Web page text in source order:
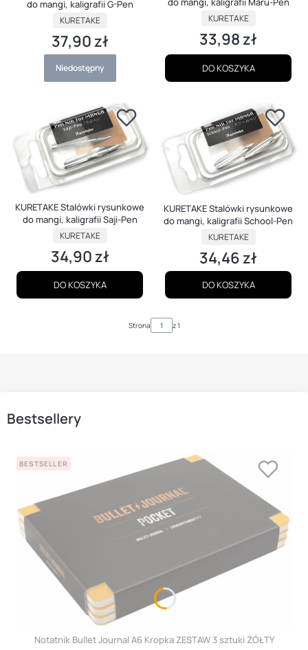
do mangi, kaligrafii G-Pen
PRODUCENT
KURETAKE
Cena
37,90 zł
Niedostępny
PRODUCENT
KURETAKE
Cena
33,98 zł
DO KOSZYKA
KURETAKE Stalówki rysunkowe
do mangi, kaligrafii Saji-Pen
PRODUCENT
KURETAKE
Cena
34,90 zł
DO KOSZYKA
KURETAKE Stalówki rysunkowe
do mangi, kaligrafii School-Pen
PRODUCENT
KURETAKE
Cena
34,46 zł
DO KOSZYKA
Strona z 1
Bestsellery
BESTSELLER
Notatnik Bullet Journal A6 Kropka ZESTAW 3 sztuki ŻÓŁTY